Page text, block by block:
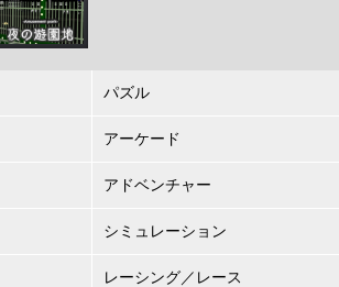
パズル
アーケード
アドベンチャー
シミュレーション
レーシング／レース